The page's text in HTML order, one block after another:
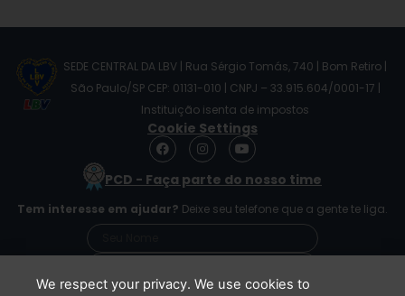
SEDE CENTRAL DA LBV | Rua Sérgio Tomás, 740 | Bom Retiro |
São Paulo/SP CEP: 01131-010 | CNPJ – 33.915.604/0001-17 |
Instituição isenta de impostos
Cookie Settings
F
a
e
o
o
I
n
s
t
g
r
m
Y
o
t
b
e
PCD - Faça parte do nosso time
Tem interesse em ajudar? Deixe seu telefone que a gente te liga.
We respect your privacy. We use cookies to